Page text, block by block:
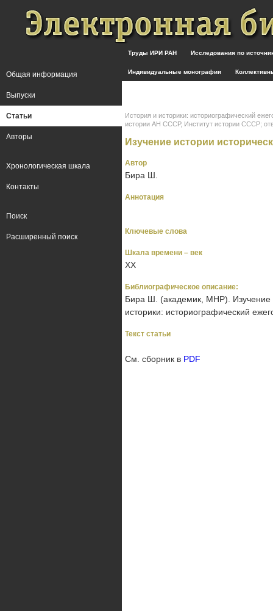
Труды ИРИ РАН Исследования по
Индивидуальные монографии
История и историки: историографический
истории АН СССР, Институт истории СССР;
Изучение истории
Автор
Бира Ш.
Аннотация
Ключевые слова
Шкала времени – век
XX
Библиографическое описание:
Бира Ш. (академик, МНР). Изучение
историки: историографический
Текст статьи
См. сборник в PDF
Общая информация
Выпуски
Статьи
Авторы
Хронологическая шкала
Контакты
Поиск
Расширенный поиск